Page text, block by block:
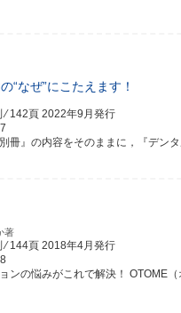
“なぜ”にこたえます！
⁄ 142頁 2022年9月発行
』の内容をそのままに，『デン
著
⁄ 144頁 2018年4月発行
ンの悩みがこれで解決！ OTOME